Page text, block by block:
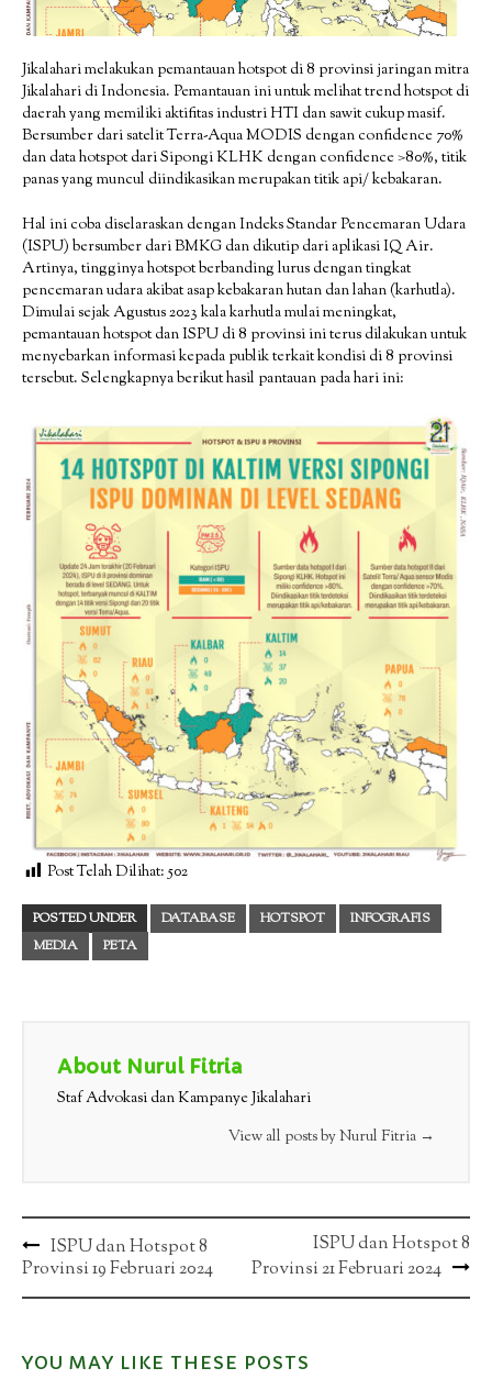
Jikalahari melakukan pemantauan hotspot di 8 provinsi jaringan mitra
Jikalahari di Indonesia. Pemantauan ini untuk melihat trend hotspot di
daerah yang memiliki aktifitas industri HTI dan sawit cukup masif.
Bersumber dari satelit Terra-Aqua MODIS dengan confidence 70%
dan data hotspot dari Sipongi KLHK dengan confidence >80%, titik
panas yang muncul diindikasikan merupakan titik api/ kebakaran.
Hal ini coba diselaraskan dengan Indeks Standar Pencemaran Udara
(ISPU) bersumber dari BMKG dan dikutip dari aplikasi IQ Air.
Artinya, tingginya hotspot berbanding lurus dengan tingkat
pencemaran udara akibat asap kebakaran hutan dan lahan (karhutla).
Dimulai sejak Agustus 2023 kala karhutla mulai meningkat,
pemantauan hotspot dan ISPU di 8 provinsi ini terus dilakukan untuk
menyebarkan informasi kepada publik terkait kondisi di 8 provinsi
tersebut. Selengkapnya berikut hasil pantauan pada hari ini:
Post Telah Dilihat: 502
POSTED UNDER DATABASE HOTSPOT
INFOGRAFIS
MEDIA
PETA
About Nurul Fitria
Staf Advokasi dan Kampanye Jikalahari
View all posts by Nurul Fitria →
Post
navigation
ISPU dan Hotspot 8
Provinsi 19 Februari 2024
ISPU dan Hotspot 8
Provinsi 21 Februari 2024
YOU MAY LIKE THESE POSTS